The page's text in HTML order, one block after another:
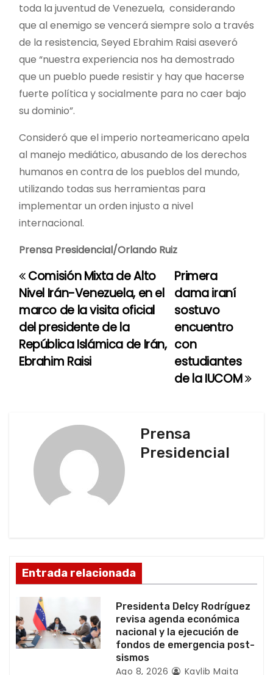
toda la juventud de Venezuela, considerando
que al enemigo se vencerá siempre solo a través
de la resistencia, Seyed Ebrahim Raisi aseveró
que “nuestra experiencia nos ha demostrado
que un pueblo puede resistir y hay que hacerse
fuerte política y socialmente para no caer bajo
su dominio”.
Consideró que el imperio norteamericano apela
al manejo mediático, abusando de los derechos
humanos en contra de los pueblos del mundo,
utilizando todas sus herramientas para
implementar un orden injusto a nivel
internacional.
Prensa Presidencial/Orlando Ruiz
N
a
v
e
e
e
n
t
Primera
dama iraní
sostuvo
encuentro
con
estudiantes
de la IUCOM
Comisión Mixta de Alto
Nivel Irán-Venezuela, en el
marco de la visita oficial
del presidente de la
República Islámica de Irán,
Ebrahim Raisi
Prensa
Presidencial
Entrada relacionada
Presidenta Delcy Rodríguez
revisa agenda económica
nacional y la ejecución de
fondos de emergencia post-
sismos
Ago 8, 2026 Kaylib Maita